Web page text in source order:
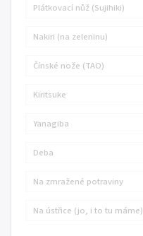
Plátkovací nůž (Sujihiki)
Nakiri (na zeleninu)
Čínské nože (TAO)
Kiritsuke
Yanagiba
Deba
Na zmražené potraviny
Na ústřice (jo, i to tu máme)